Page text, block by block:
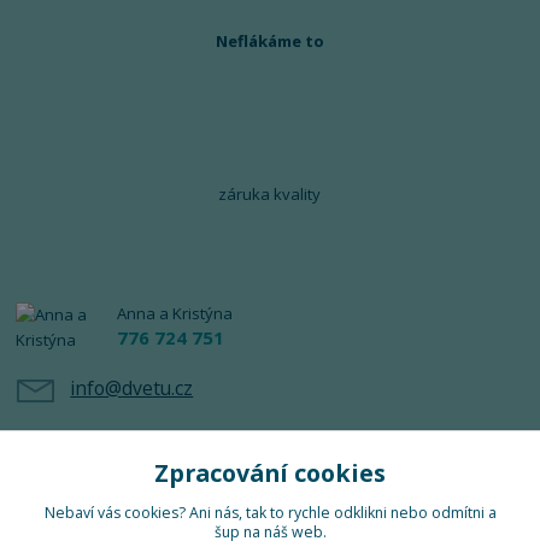
Neflákáme to
záruka kvality
Anna a Kristýna
776 724 751
info@dvetu.cz
Zpracování cookies
Nebaví vás cookies? Ani nás, tak to rychle odklikni nebo odmítni a
šup na náš web.